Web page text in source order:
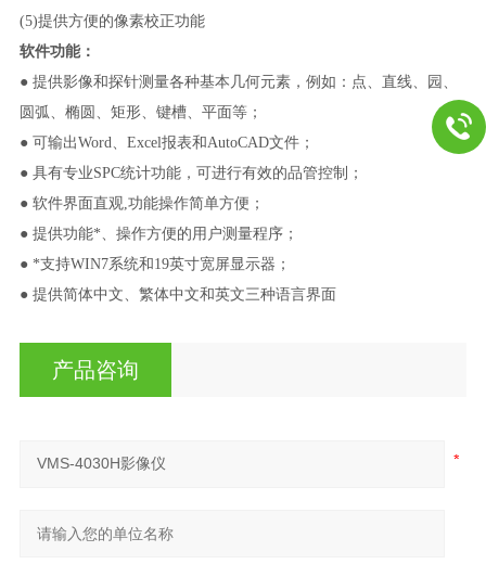
(5)提供方便的像素校正功能
软件功能：
● 提供影像和探针测量各种基本几何元素，例如：点、直线、园、
圆弧、椭圆、矩形、键槽、平面等；
● 可输出Word、Excel报表和AutoCAD文件；
● 具有专业SPC统计功能，可进行有效的品管控制；
● 软件界面直观,功能操作简单方便；
● 提供功能*、操作方便的用户测量程序；
● *支持WIN7系统和19英寸宽屏显示器；
● 提供简体中文、繁体中文和英文三种语言界面
产品咨询